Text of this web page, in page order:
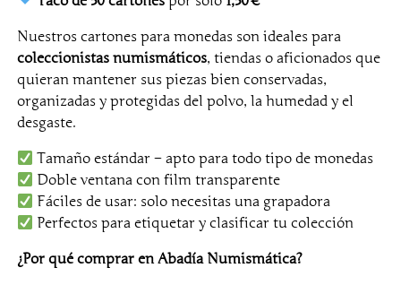
o
n
e
d
a
s
d
e
3
,
Nuestros cartones para monedas son ideales para
coleccionistas numismáticos, tiendas o aficionados que
quieran mantener sus piezas bien conservadas,
organizadas y protegidas del polvo, la humedad y el
desgaste.
Tamaño estándar – apto para todo tipo de monedas
Doble ventana con film transparente
Fáciles de usar: solo necesitas una grapadora
Perfectos para etiquetar y clasificar tu colección
¿Por qué comprar en Abadía Numismática?